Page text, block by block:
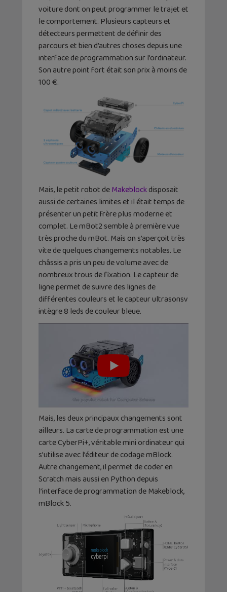
voiture dont on peut programmer le trajet et
le comportement. Plusieurs capteurs et
détecteurs permettent de définir des
parcours et bien d’autres choses depuis une
interface de programmation sur l’ordinateur.
Son autre point fort était son prix à moins de
100 €.
Mais, le petit robot deMakeblockdisposait
aussi de certaines limites et il était temps de
présenter un petit frère plus moderne et
complet. Le mBot2 semble à première vue
très proche du mBot. Mais on s’aperçoit très
vite de quelques changements notables. Le
châssis a pris un peu de volume avec de
nombreux trous de fixation. Le capteur de
ligne permet de suivre des lignes de
différentes couleurs et le capteur ultrasonsv
intègre 8 leds de couleur bleue.
Mais, les deux principaux changements sont
ailleurs. La carte de programmation est une
carte CyberPi+, véritable mini ordinateur qui
s’utilise avec l’éditeur de codage mBlock.
Autre changement, il permet de coder en
Scratch mais aussi en Python depuis
l’interface de programmation de Makeblock,
mBlock 5.